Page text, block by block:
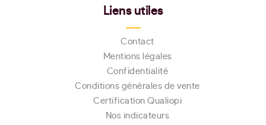
Liens utiles
Contact
Mentions légales
Confidentialité
Conditions générales de vente
Certification Qualiopi
Nos indicateurs